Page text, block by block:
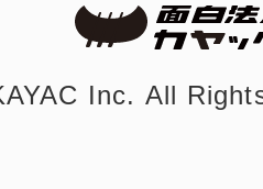
Inc. All